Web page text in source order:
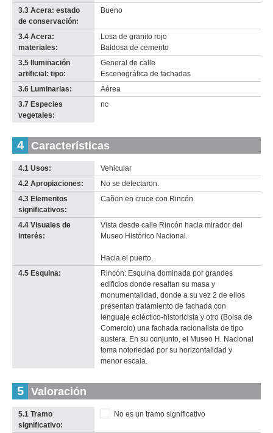
3.3 Acera: estado
de conservación:
Bueno
3.4 Acera:
materiales:
Losa de granito rojo
Baldosa de cemento
3.5 Iluminación
artificial: tipo:
General de calle
Escenográfica de fachadas
3.6 Luminarias:
Aérea
3.7 Especies
vegetales:
nc
4 Características
4.1 Usos:
Vehicular
4.2 Apropiaciones:
No se detectaron.
4.3 Elementos
significativos:
Cañon en cruce con Rincón.
4.4 Visuales de
interés:
Vista desde calle Rincón hacia mirador del
Museo Histórico Nacional.
Hacia el puerto.
4.5 Esquina:
Rincón: Esquina dominada por grandes
edificios donde resaltan su masa y
monumentalidad, donde a su vez 2 de ellos
presentan tratamiento de fachada con
lenguaje ecléctico-historicista y otro (Bolsa de
Comercio) una fachada racionalista de tipo
austera. En su conjunto, el Museo H. Nacional
toma notoriedad por su horizontalidad y
menor escala.
5 Valoración
5.1 Tramo
significativo:
No es un tramo significativo